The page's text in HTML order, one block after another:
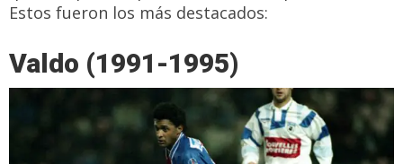
Estos fueron los más destacados:
Valdo (1991-1995)